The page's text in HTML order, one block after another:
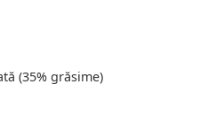
(35% grăsime)